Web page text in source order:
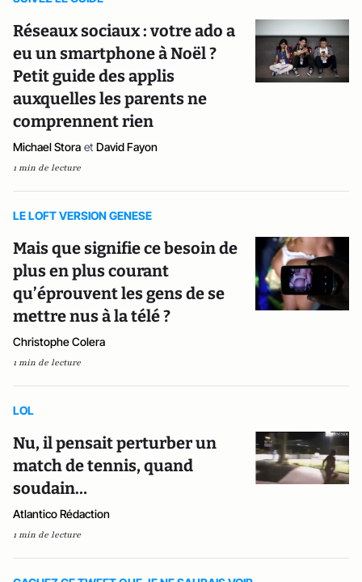
Réseaux sociaux : votre ado a
eu un smartphone à Noël ?
Petit guide des applis
auxquelles les parents ne
comprennent rien
Michael Stora et David Fayon
1 min de lecture
LE LOFT VERSION GENESE
Mais que signifie ce besoin de
plus en plus courant
qu’éprouvent les gens de se
mettre nus à la télé ?
Christophe Colera
1 min de lecture
LOL
Nu, il pensait perturber un
match de tennis, quand
soudain…
Atlantico Rédaction
1 min de lecture